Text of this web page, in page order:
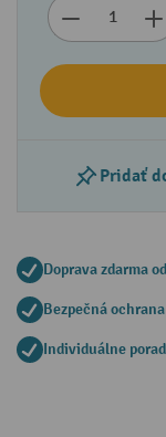
Pridať
Doprava zdarma
Bezpečná
Individuálne